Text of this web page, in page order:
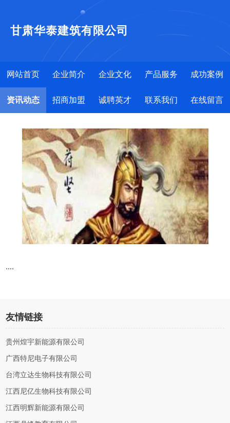
甘肃华泰建筑有限公司
网站首页 企业简介 企业文化 产品服务 成功案例
资讯动态 招商加盟 诚聘英才 联系我们 在线留言
....
友情链接
贵州煌宇新能源有限公司
广西特尼电子有限公司
台湾立达生物科技有限公司
江西尼亿生物科技有限公司
江西明辉新能源有限公司